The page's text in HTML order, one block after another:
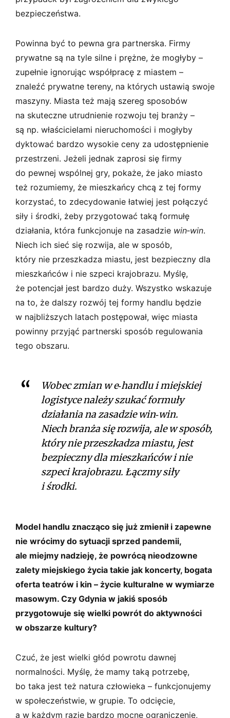
bezpieczeństwa.
Powinna być to pewna gra partnerska. Firmy
prywatne są na tyle silne i prężne, że mogłyby –
zupełnie ignorując współpracę z miastem –
znaleźć prywatne tereny, na których ustawią swoje
maszyny. Miasta też mają szereg sposobów
na skuteczne utrudnienie rozwoju tej branży –
są np. właścicielami nieruchomości i mogłyby
dyktować bardzo wysokie ceny za udostępnienie
przestrzeni. Jeżeli jednak zaprosi się firmy
do pewnej wspólnej gry, pokaże, że jako miasto
też rozumiemy, że mieszkańcy chcą z tej formy
korzystać, to zdecydowanie łatwiej jest połączyć
siły i środki, żeby przygotować taką formułę
działania, która funkcjonuje na zasadzie win‑win.
Niech ich sieć się rozwija, ale w sposób,
który nie przeszkadza miastu, jest bezpieczny dla
mieszkańców i nie szpeci krajobrazu. Myślę,
że potencjał jest bardzo duży. Wszystko wskazuje
na to, że dalszy rozwój tej formy handlu będzie
w najbliższych latach postępował, więc miasta
powinny przyjąć partnerski sposób regulowania
tego obszaru.
Wobec zmian w e‑handlu i miejskiej
logistyce należy szukać formuły
działania na zasadziewin‑win.
Niech branża się rozwija, ale w sposób,
który nie przeszkadza miastu, jest
bezpieczny dla mieszkańców i nie
szpeci krajobrazu. Łączmy siły
i środki.
Model handlu znacząco się już zmienił i zapewne
nie wrócimy do sytuacji sprzed pandemii,
ale miejmy nadzieję, że powrócą nieodzowne
zalety miejskiego życia takie jak koncerty, bogata
oferta teatrów i kin – życie kulturalne w wymiarze
masowym. Czy Gdynia w jakiś sposób
przygotowuje się wielki powrót do aktywności
w obszarze kultury?
Czuć, że jest wielki głód powrotu dawnej
normalności. Myślę, że mamy taką potrzebę,
bo taka jest też natura człowieka – funkcjonujemy
w społeczeństwie, w grupie. To odcięcie,
a w każdym razie bardzo mocne ograniczenie,